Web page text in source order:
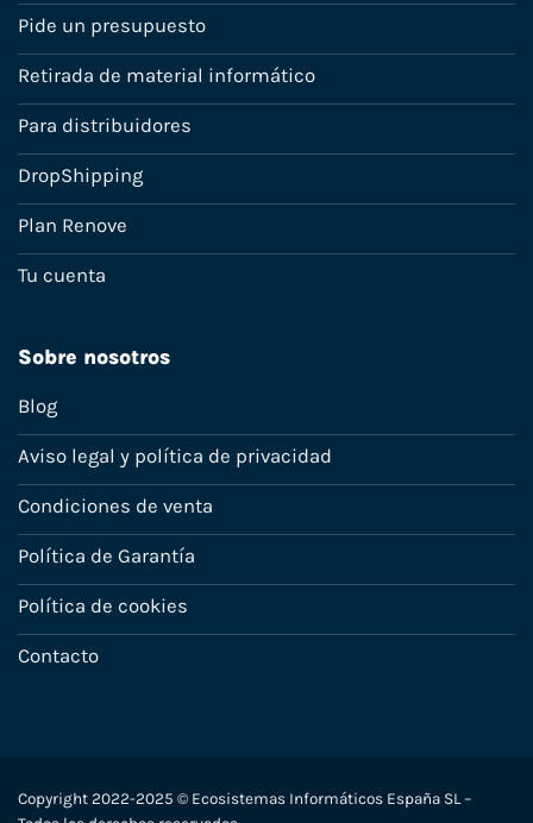
Pide un presupuesto
Retirada de material informático
Para distribuidores
DropShipping
Plan Renove
Tu cuenta
Sobre nosotros
Blog
Aviso legal y política de privacidad
Condiciones de venta
Política de Garantía
Política de cookies
Contacto
Copyright 2022-2025 © Ecosistemas Informáticos España SL –